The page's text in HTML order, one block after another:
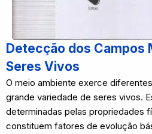
Detecção dos Campos
Seres Vivos
O meio ambiente exerce
grande variedade de seres vivos.
determinadas pelas propriedades
constituem fatores de evolução